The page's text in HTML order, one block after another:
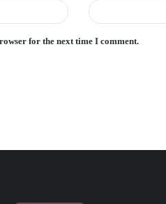
for the next time I comment.